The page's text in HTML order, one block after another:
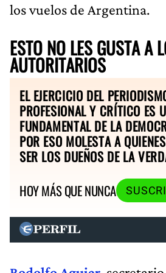
los vuelos de Argentina.
ESTO NO LES GUSTA A
AUTORITARIOS
EL EJERCICIO DEL
PROFESIONAL Y CRÍTICO ES
FUNDAMENTAL DE LA
POR ESO MOLESTA A
SER LOS DUEÑOS DE LA
HOY MÁS QUE NUNCA